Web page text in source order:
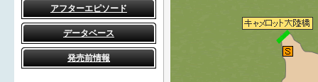
アフターエピソード
データベース
発売前情報